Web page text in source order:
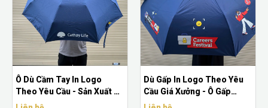
Ô Dù Cầm Tay In Logo
Theo Yêu Cầu - Sản Xuất Ô
Dù Quà Tặng Doanh Nghiệp
Dù Gấp In Logo Theo Yêu
Cầu Giá Xưởng - Ô Gấp
Quảng Cáo Doanh Nghiệp